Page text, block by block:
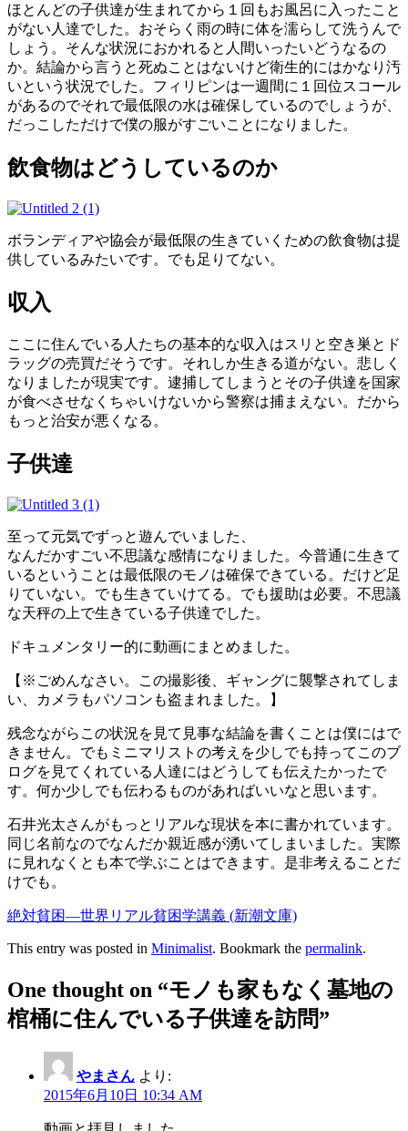
ほとんどの子供達が生まれてから１回もお風呂に入ったこと
がない人達でした。おそらく雨の時に体を濡らして洗うんで
しょう。そんな状況におかれると人間いったいどうなるの
か。結論から言うと死ぬことはないけど衛生的にはかなり汚
いという状況でした。フィリピンは一週間に１回位スコール
があるのでそれで最低限の水は確保しているのでしょうが、
だっこしただけで僕の服がすごいことになりました。
飲食物はどうしているのか
ボランディアや協会が最低限の生きていくための飲食物は提
供しているみたいです。でも足りてない。
収入
ここに住んでいる人たちの基本的な収入はスリと空き巣とド
ラッグの売買だそうです。それしか生きる道がない。悲しく
なりましたが現実です。逮捕してしまうとその子供達を国家
が食べさせなくちゃいけないから警察は捕まえない。だから
もっと治安が悪くなる。
子供達
至って元気でずっと遊んでいました、
なんだかすごい不思議な感情になりました。今普通に生きて
いるということは最低限のモノは確保できている。だけど足
りていない。でも生きていけてる。でも援助は必要。不思議
な天秤の上で生きている子供達でした。
ドキュメンタリー的に動画にまとめました。
【※ごめんなさい。この撮影後、ギャングに襲撃されてしま
い、カメラもパソコンも盗まれました。】
残念ながらこの状況を見て見事な結論を書くことは僕にはで
きません。でもミニマリストの考えを少しでも持ってこのブ
ログを見てくれている人達にはどうしても伝えたかったで
す。何か少しでも伝わるものがあればいいなと思います。
石井光太さんがもっとリアルな現状を本に書かれています。
同じ名前なのでなんだか親近感が湧いてしまいました。実際
に見れなくとも本で学ぶことはできます。是非考えることだ
けでも。
絶対貧困―世界リアル貧困学講義 (新潮文庫)
This entry was posted in Minimalist. Bookmark the permalink.
One thought on “モノも家もなく墓地の
棺桶に住んでいる子供達を訪問”
やまさん より:
2015年6月10日 10:34 AM